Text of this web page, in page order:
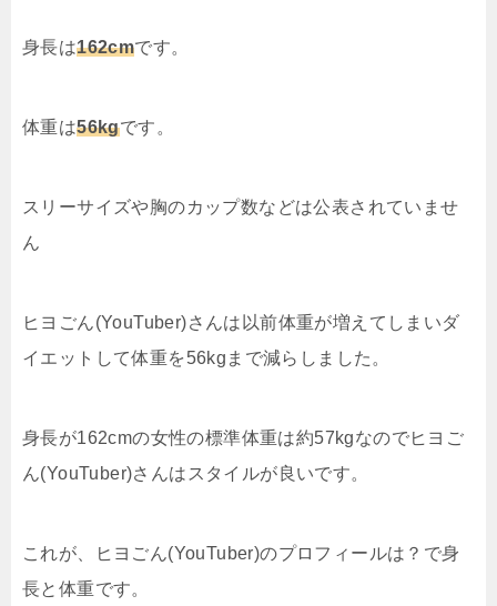
身長は162cmです。
体重は56kgです。
スリーサイズや胸のカップ数などは公表されていませ
ん
ヒヨごん(YouTuber)さんは以前体重が増えてしまいダ
イエットして体重を56kgまで減らしました。
身長が162cmの女性の標準体重は約57kgなのでヒヨご
ん(YouTuber)さんはスタイルが良いです。
これが、ヒヨごん(YouTuber)のプロフィールは？で身
長と体重です。